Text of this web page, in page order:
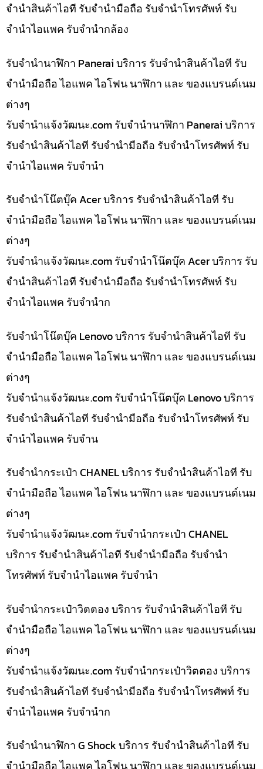
จำนำสินค้าไอที รับจำนำมือถือ รับจำนำโทรศัพท์ รับ
จำนำไอแพค รับจำนำกล้อง
รับจำนำนาฬิกา Panerai บริการ รับจำนำสินค้าไอที รับ
จำนำมือถือ ไอแพค ไอโฟน นาฬิกา และ ของแบรนด์เนม
ต่างๆ
รับจํานําแจ้งวัฒนะ.com รับจำนำนาฬิกา Panerai บริการ
รับจำนำสินค้าไอที รับจำนำมือถือ รับจำนำโทรศัพท์ รับ
จำนำไอแพค รับจำนำ
รับจำนำโน๊ตบุ๊ค Acer บริการ รับจำนำสินค้าไอที รับ
จำนำมือถือ ไอแพค ไอโฟน นาฬิกา และ ของแบรนด์เนม
ต่างๆ
รับจํานําแจ้งวัฒนะ.com รับจำนำโน๊ตบุ๊ค Acer บริการ รับ
จำนำสินค้าไอที รับจำนำมือถือ รับจำนำโทรศัพท์ รับ
จำนำไอแพค รับจำนำก
รับจำนำโน๊ตบุ๊ค Lenovo บริการ รับจำนำสินค้าไอที รับ
จำนำมือถือ ไอแพค ไอโฟน นาฬิกา และ ของแบรนด์เนม
ต่างๆ
รับจํานําแจ้งวัฒนะ.com รับจำนำโน๊ตบุ๊ค Lenovo บริการ
รับจำนำสินค้าไอที รับจำนำมือถือ รับจำนำโทรศัพท์ รับ
จำนำไอแพค รับจำน
รับจำนำกระเป๋า CHANEL บริการ รับจำนำสินค้าไอที รับ
จำนำมือถือ ไอแพค ไอโฟน นาฬิกา และ ของแบรนด์เนม
ต่างๆ
รับจํานําแจ้งวัฒนะ.com รับจำนำกระเป๋า CHANEL
บริการ รับจำนำสินค้าไอที รับจำนำมือถือ รับจำนำ
โทรศัพท์ รับจำนำไอแพค รับจำนำ
รับจำนำกระเป๋าวิตตอง บริการ รับจำนำสินค้าไอที รับ
จำนำมือถือ ไอแพค ไอโฟน นาฬิกา และ ของแบรนด์เนม
ต่างๆ
รับจํานําแจ้งวัฒนะ.com รับจำนำกระเป๋าวิตตอง บริการ
รับจำนำสินค้าไอที รับจำนำมือถือ รับจำนำโทรศัพท์ รับ
จำนำไอแพค รับจำนำก
รับจำนำนาฬิกา G Shock บริการ รับจำนำสินค้าไอที รับ
จำนำมือถือ ไอแพค ไอโฟน นาฬิกา และ ของแบรนด์เนม